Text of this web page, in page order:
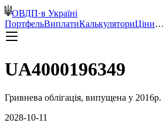
ОВДП·в Україні
ПортфельВиплатиКалькуляториЦіни…
UA4000196349
Гривнева облігація, випущена у 2016
2028-10-11